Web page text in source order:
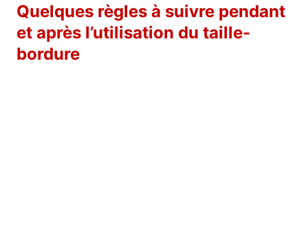
Quelques règles à suivre pendant
et après l’utilisation du taille-
bordure